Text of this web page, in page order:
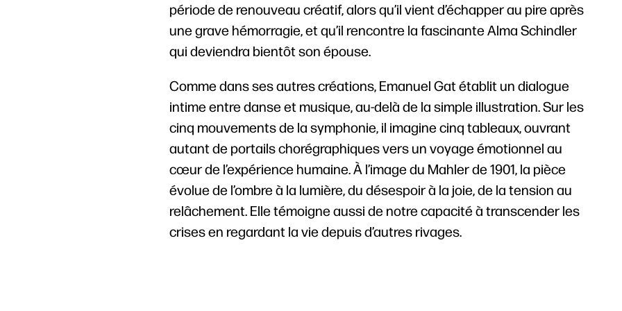
période de renouveau créatif, alors qu’il vient d’échapper au pire après
une grave hémorragie, et qu’il rencontre la fascinante Alma Schindler
qui deviendra bientôt son épouse.
Comme dans ses autres créations, Emanuel Gat établit un dialogue
intime entre danse et musique, au-delà de la simple illustration. Sur les
cinq mouvements de la symphonie, il imagine cinq tableaux, ouvrant
autant de portails chorégraphiques vers un voyage émotionnel au
cœur de l’expérience humaine. À l’image du Mahler de 1901, la pièce
évolue de l’ombre à la lumière, du désespoir à la joie, de la tension au
relâchement. Elle témoigne aussi de notre capacité à transcender les
crises en regardant la vie depuis d’autres rivages.